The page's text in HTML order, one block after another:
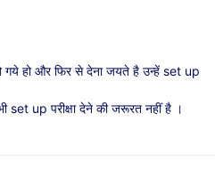
गये हो और फिर से देना जयते है उन्हें set up
भी set up परीक्षा देने की जरूरत नहीं है ।